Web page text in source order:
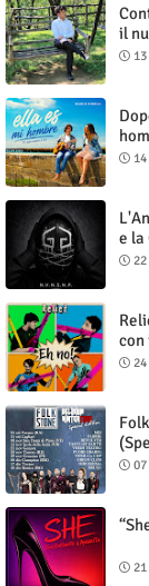
il
e la
con